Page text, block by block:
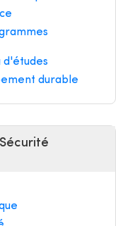
d'études
durable